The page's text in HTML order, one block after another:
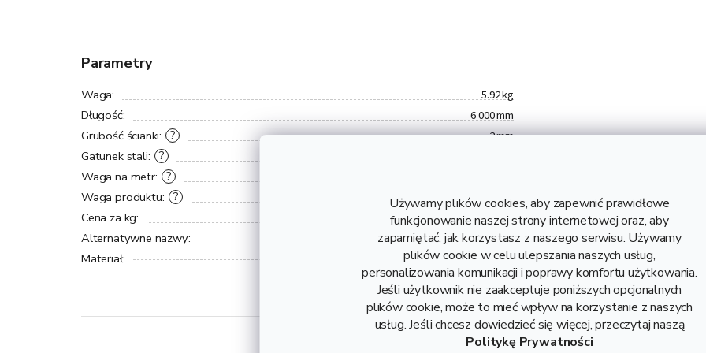
Używamy plików cookies, aby zapewnić prawidłowe
funkcjonowanie naszej strony internetowej oraz, aby
zapamiętać, jak korzystasz z naszego serwisu. Używamy
plików cookie w celu ulepszania naszych usług,
personalizowania komunikacji i poprawy komfortu użytkowania.
Jeśli użytkownik nie zaakceptuje poniższych opcjonalnych
plików cookie, może to mieć wpływ na korzystanie z naszych
usług. Jeśli chcesz dowiedzieć się więcej, przeczytaj naszą
Politykę Prywatności
Parametry
Waga: 5.92 kg
Długość: 6 000 mm
?
Grubość ścianki: 2 mm
?
Gatunek stali:
?
Waga na metr:
?
Waga produktu: 5,92 kg
Cena za kg: 5,52 zł bez VAT
Alternatywne nazwy: Rura stalowa fi 22
Materiał: Stal